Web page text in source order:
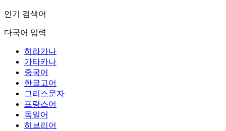
인기 검색어
다국어 입력
히라가나
가타카나
중국어
한글고어
그리스문자
프랑스어
독일어
히브리어